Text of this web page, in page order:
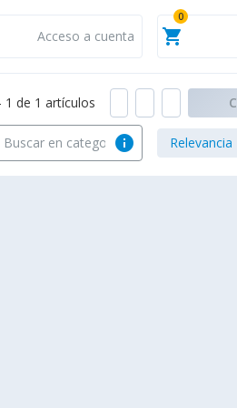
Acceso a cuenta shopping_cart
0
de 1 artículos
info